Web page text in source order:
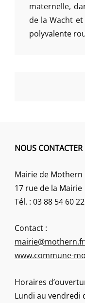
maternelle,
de la Wacht
polyvalente
NOUS CONTACTER
Mairie de Mothern
17 rue de la Mairie
Tél. : 03 88 54 60 22
Contact :
mairie@mothern.fr
www.commune-
Horaires
Lundi au vendredi